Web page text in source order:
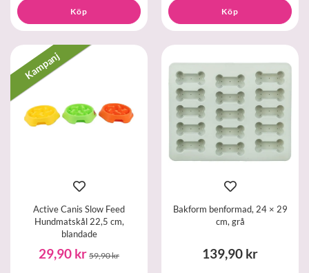
Köp Köp
Kampanj
Active Canis Slow Feed
Hundmatskål 22,5 cm,
blandade
29,90 kr 59,90 kr
Bakform benformad, 24 × 29
cm, grå
139,90 kr